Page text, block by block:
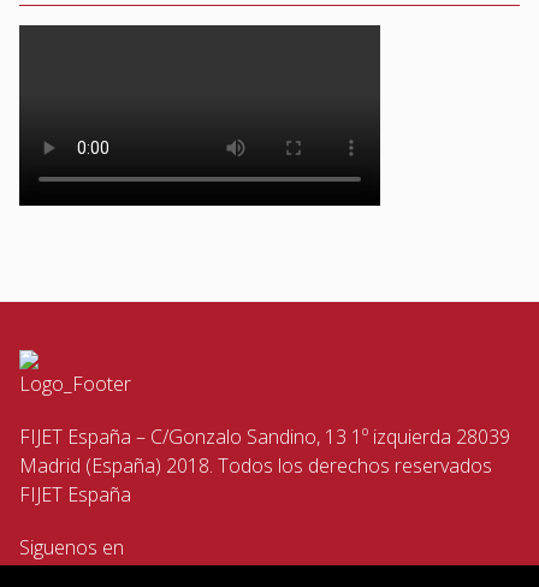
FIJET España – C/Gonzalo Sandino, 13 1º izquierda 28039
Madrid (España) 2018. Todos los derechos reservados
FIJET España
Siguenos en